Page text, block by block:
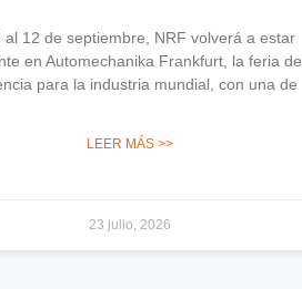
al 12 de septiembre, NRF volverá a estar
en Automechanika Frankfurt, la feria de
para la industria mundial, con una de
LEER MÁS >>
23 julio, 2026